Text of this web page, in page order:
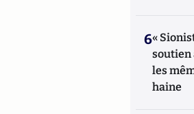
6«
soutien
les
haine